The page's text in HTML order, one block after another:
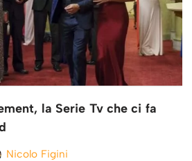
la Serie Tv che ci fa
Nicolo Figini